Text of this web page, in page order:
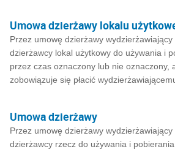
Umowa dzierżawy lokalu
Przez umowę dzierżawy
dzierżawcy lokal użytkowy do używania i
przez czas oznaczony lub nie oznaczony,
zobowiązuje się płacić
Umowa dzierżawy
Przez umowę dzierżawy
dzierżawcy rzecz do używania i